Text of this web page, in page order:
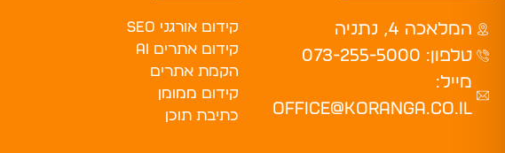
המלאכה 4, נתניה
טלפון: 073-255-5000
מייל:
office@koranga.co.il
קידום אורגני SEO
קידום אתרים AI
הקמת אתרים
קידום ממומן
כתיבת תוכן